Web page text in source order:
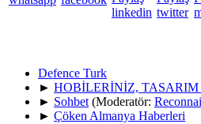
Defence Turk
► HOBİLERİNİZ,
► Sohbet (Moderatör:
► Çöken Almanya Haberleri